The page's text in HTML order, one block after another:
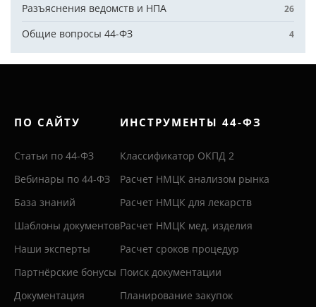
Разъяснения ведомств и НПА 26
Общие вопросы 44-ФЗ 4
ПО САЙТУ
Статьи по 44-ФЗ
Вебинары по 44-ФЗ
База знаний
Шаблоны документов
Наши эксперты
Партнёрские бонусы
Документация
ИНСТРУМЕНТЫ 44-ФЗ
Классификатор ОКПД 2
Расчет НМЦК анализом рынка
Расчет НМЦК для лекарств
Расчет НМЦК мед. изделия
Расчет сроков процедур
Поиск документации
Планирование закупок